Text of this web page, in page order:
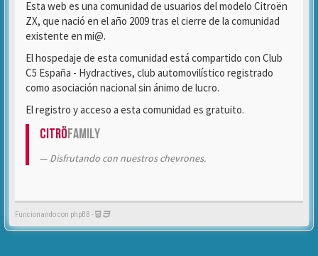
Esta web es una comunidad de usuarios del modelo Citroën
ZX, que nació en el año 2009 tras el cierre de la comunidad
existente en mi@.
El hospedaje de esta comunidad está compartido con Club
C5 España - Hydractives, club automovilístico registrado
como asociación nacional sin ánimo de lucro.
El registro y acceso a esta comunidad es gratuito.
CitröFamily
Disfrutando con nuestros chevrones.
Funcionando con phpBB -